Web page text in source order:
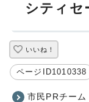
シティセ
いいね！
ページID1010338
市民PRチーム